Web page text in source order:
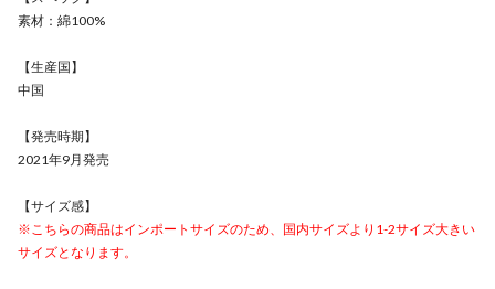
素材：綿100%
【生産国】
中国
【発売時期】
2021年9月発売
【サイズ感】
※こちらの商品はインポートサイズのため、国内サイズより1-2サイズ大きい
サイズとなります。